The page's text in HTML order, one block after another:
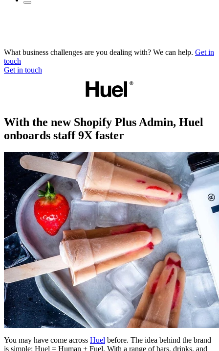
What business challenges are you dealing with? We can help. Get in
touch
Get in touch
With the new Shopify Plus Admin, Huel
onboards staff 9X faster
You may have come across Huel before. The idea behind the brand
is simple: Huel = Human + Fuel. With a range of bars, drinks, and